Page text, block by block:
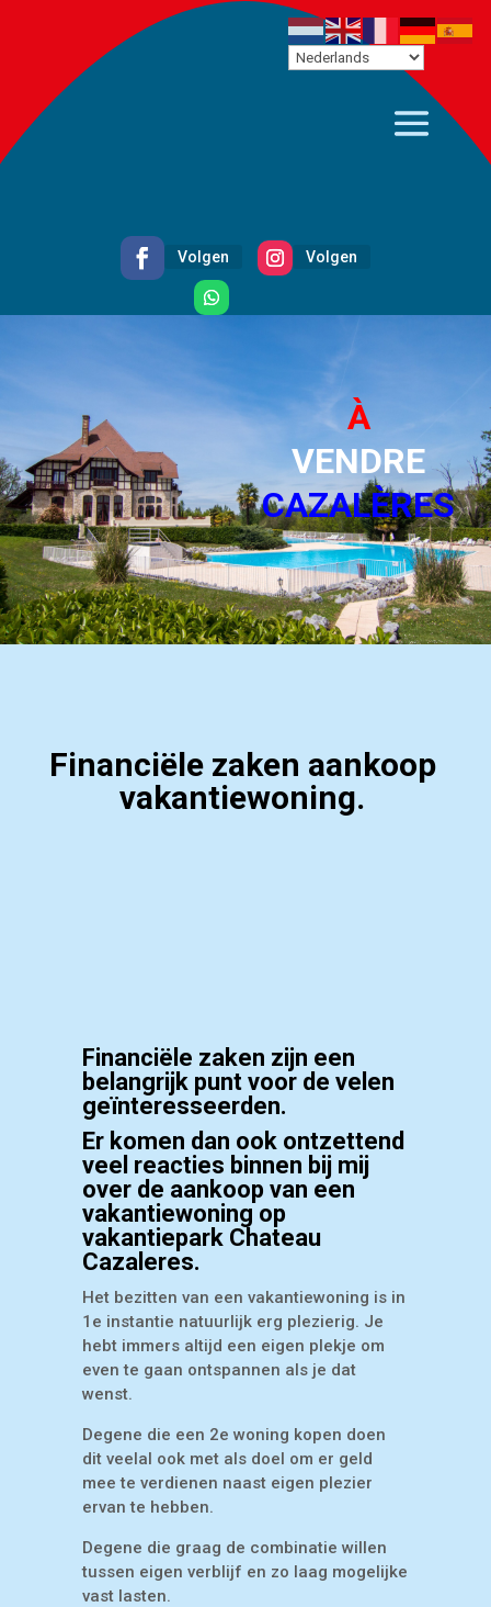
Volgen Volgen
À
VENDRE
CAZALÈRES
Financiële zaken aankoop
vakantiewoning.
Financiële zaken zijn een
belangrijk punt voor de velen
geïnteresseerden.
Er komen dan ook ontzettend
veel reacties binnen bij mij
over de aankoop van een
vakantiewoning op
vakantiepark Chateau
Cazaleres.
Het bezitten van een vakantiewoning is in
1e instantie natuurlijk erg plezierig. Je
hebt immers altijd een eigen plekje om
even te gaan ontspannen als je dat
wenst.
Degene die een 2e woning kopen doen
dit veelal ook met als doel om er geld
mee te verdienen naast eigen plezier
ervan te hebben.
Degene die graag de combinatie willen
tussen eigen verblijf en zo laag mogelijke
vast lasten.